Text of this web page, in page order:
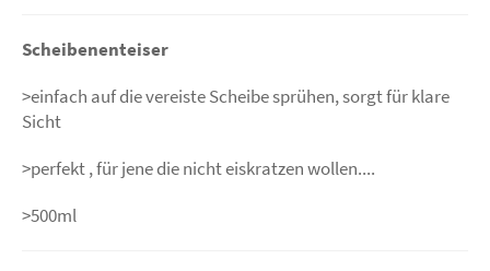
Scheibenenteiser
>einfach auf die vereiste Scheibe sprühen, sorgt für klare
Sicht
>perfekt , für jene die nicht eiskratzen wollen....
>500ml